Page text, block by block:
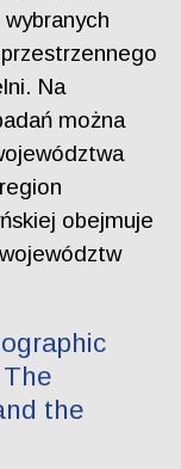
Na
można
obejmuje
the